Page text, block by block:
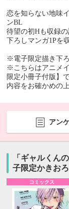
恋を知らない地味
ンBL
待望の初Hも収録
下ろしマンガ1Pを
※電子限定描き下
※こちらはアニメ
限定小冊子付版】
内容をお確かめの
アン
「ギャルくん
子限定かきお
コミックス